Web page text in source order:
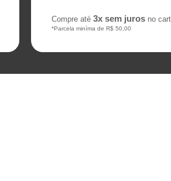
Compre até 3x sem juros no
*Parcela miníma de R$ 50,00